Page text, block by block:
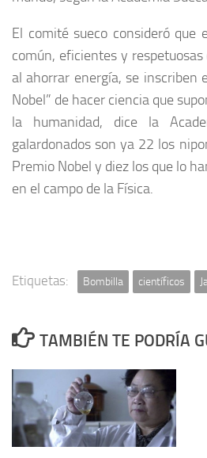
El comité sueco consideró que
común, eficientes y
al ahorrar energía, se inscriben
Nobel” de hacer ciencia que
la humanidad, dice la
galardonados son ya 22 los
Premio Nobel y diez los que lo
en el campo de la Física.
Etiquetas: Bombilla científicos
TAMBIÉN TE PODRÍA